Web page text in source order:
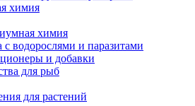
химия
химия
с водорослями и паразитами
и добавки
для рыб
для растений